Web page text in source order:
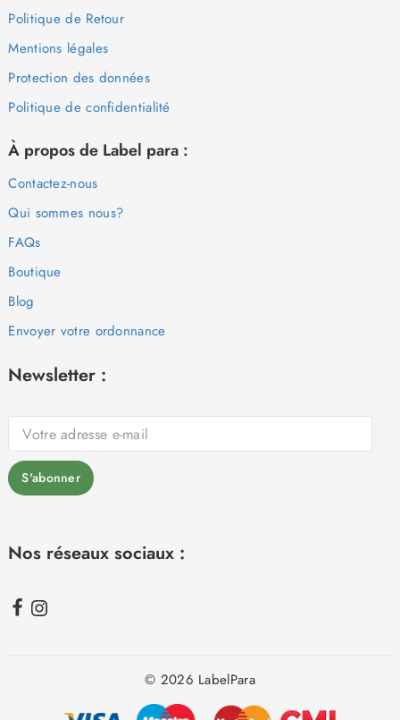
Politique de Retour
Mentions légales
Protection des données
Politique de confidentialité
À propos de Label para :
Contactez-nous
Qui sommes nous?
FAQs
Boutique
Blog
Envoyer votre ordonnance
Newsletter :
Nos réseaux sociaux :
© 2026 LabelPara